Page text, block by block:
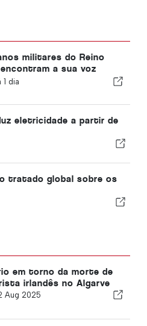
militares do Reino
a sua voz
do riso, com o regresso
1 dia
eletricidade a partir de
tratado global sobre os
em torno da morte de
irlandês no Algarve
Aug 2025